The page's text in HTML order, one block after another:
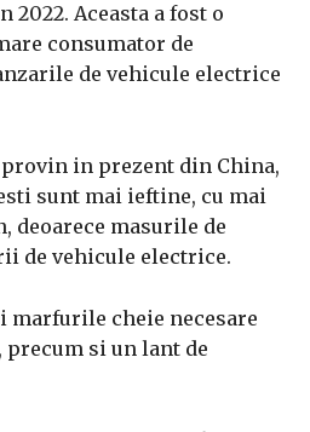
Aceasta a fost o
consumator de
de vehicule electrice
in prezent din China,
sunt mai ieftine, cu mai
masurile de
de vehicule electrice.
marfurile cheie necesare
si un lant de